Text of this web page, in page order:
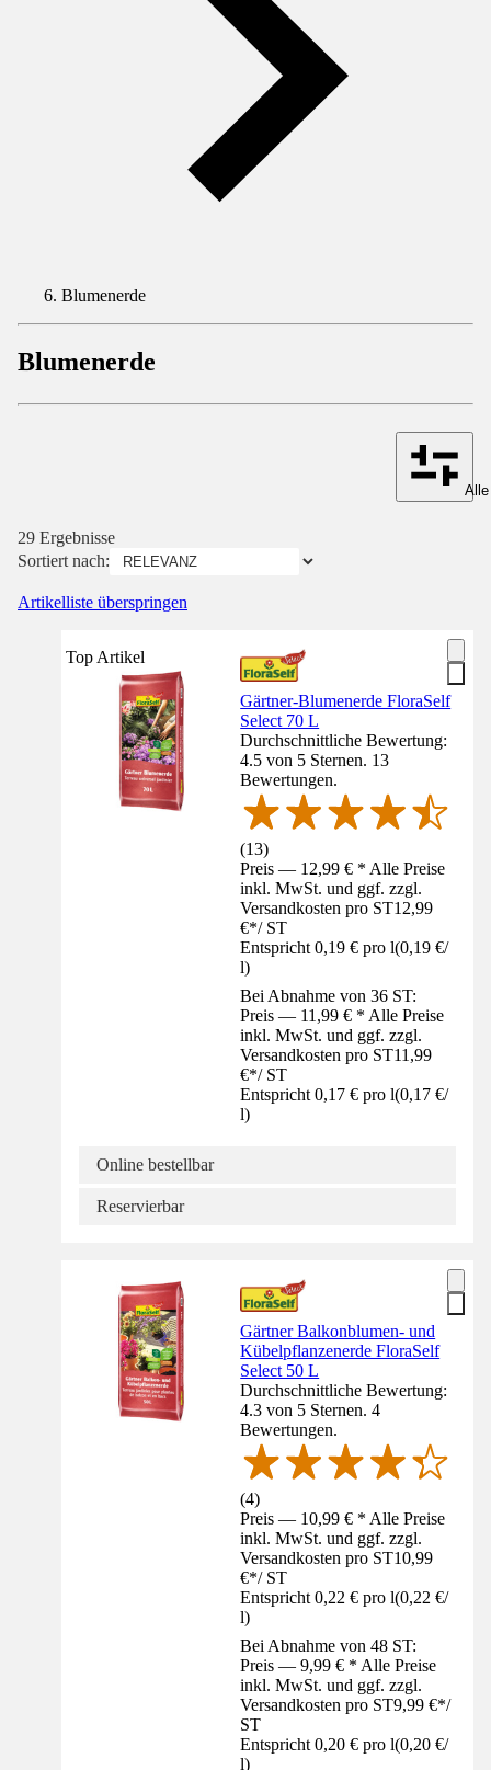
Blumenerde
Blumenerde
29 Ergebnisse
Sortiert nach:
Artikelliste überspringen
Top Artikel
Gärtner-Blumenerde FloraSelf
Select 70 L
Durchschnittliche Bewertung:
4.5 von 5 Sternen. 13
Bewertungen.
(13)
Preis — 12,99 € * Alle Preise
inkl. MwSt. und ggf. zzgl.
Versandkosten pro ST12,99
€*/ ST
Entspricht 0,19 € pro l(0,19 €/
l)
Bei Abnahme von 36 ST:
Preis — 11,99 € * Alle Preise
inkl. MwSt. und ggf. zzgl.
Versandkosten pro ST11,99
€*/ ST
Entspricht 0,17 € pro l(0,17 €/
l)
Online bestellbar
Reservierbar
Gärtner Balkonblumen- und
Kübelpflanzenerde FloraSelf
Select 50 L
Durchschnittliche Bewertung:
4.3 von 5 Sternen. 4
Bewertungen.
(4)
Preis — 10,99 € * Alle Preise
inkl. MwSt. und ggf. zzgl.
Versandkosten pro ST10,99
€*/ ST
Entspricht 0,22 € pro l(0,22 €/
l)
Bei Abnahme von 48 ST:
Preis — 9,99 € * Alle Preise
inkl. MwSt. und ggf. zzgl.
Versandkosten pro ST9,99 €*/
ST
Entspricht 0,20 € pro l(0,20 €/
l)